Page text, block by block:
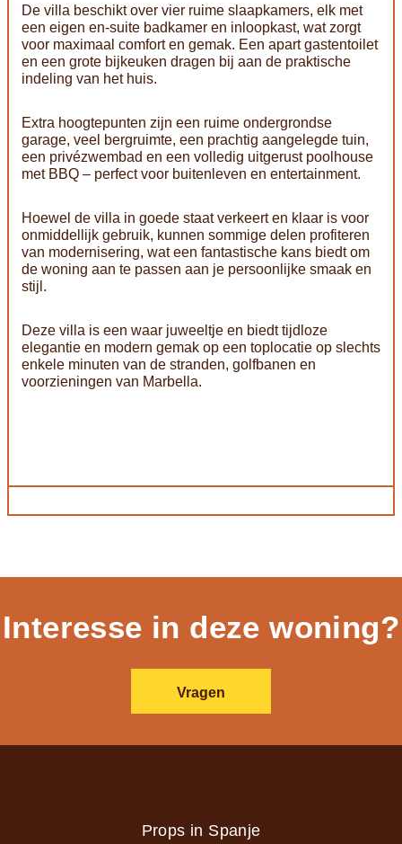
De villa beschikt over vier ruime slaapkamers, elk met
een eigen en-suite badkamer en inloopkast, wat zorgt
voor maximaal comfort en gemak. Een apart gastentoilet
en een grote bijkeuken dragen bij aan de praktische
indeling van het huis.
Extra hoogtepunten zijn een ruime ondergrondse
garage, veel bergruimte, een prachtig aangelegde tuin,
een privézwembad en een volledig uitgerust poolhouse
met BBQ – perfect voor buitenleven en entertainment.
Hoewel de villa in goede staat verkeert en klaar is voor
onmiddellijk gebruik, kunnen sommige delen profiteren
van modernisering, wat een fantastische kans biedt om
de woning aan te passen aan je persoonlijke smaak en
stijl.
Deze villa is een waar juweeltje en biedt tijdloze
elegantie en modern gemak op een toplocatie op slechts
enkele minuten van de stranden, golfbanen en
voorzieningen van Marbella.
Interesse in deze woning?
Vragen
Props in Spanje